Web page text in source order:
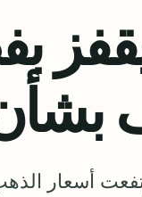
أسعار